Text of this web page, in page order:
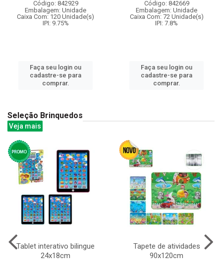
Código: 842929
Embalagem: Unidade
Caixa Com: 120 Unidade(s)
IPI: 9.75%
Faça seu login ou
cadastre-se para
comprar.
Código: 842669
Embalagem: Unidade
Caixa Com: 72 Unidade(s)
IPI: 7.8%
Faça seu login ou
cadastre-se para
comprar.
Seleção Brinquedos
Veja mais
Tablet interativo bilingue
24x18cm
Tapete de atividades
90x120cm